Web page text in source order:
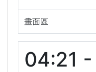
畫面區
04:21